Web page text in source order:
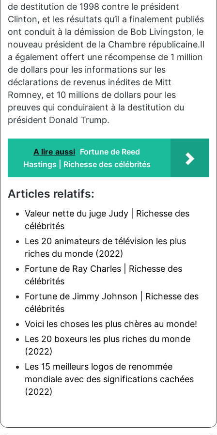
de destitution de 1998 contre le président
Clinton, et les résultats qu’il a finalement publiés
ont conduit à la démission de Bob Livingston, le
nouveau président de la Chambre républicaine.Il
a également offert une récompense de 1 million
de dollars pour les informations sur les
déclarations de revenus inédites de Mitt
Romney, et 10 millions de dollars pour les
preuves qui conduiraient à la destitution du
président Donald Trump.
A lire aussi Fortune de Reed
Hastings | Richesse des célébrités
Articles relatifs:
Valeur nette du juge Judy | Richesse des
célébrités
Les 20 animateurs de télévision les plus
riches du monde (2022)
Fortune de Ray Charles | Richesse des
célébrités
Fortune de Jimmy Johnson | Richesse des
célébrités
Voici les choses les plus chères au monde!
Les 20 boxeurs les plus riches du monde
(2022)
Les 15 meilleurs logos de renommée
mondiale avec des significations cachées
(2022)